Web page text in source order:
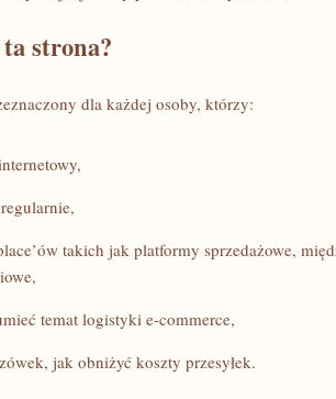
strona?
dla każdej osoby, którzy:
takich jak platformy sprzedażowe,
temat logistyki e-commerce,
jak obniżyć koszty przesyłek.